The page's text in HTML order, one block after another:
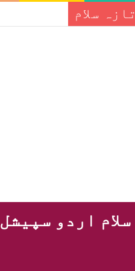
تازہ سلام
سلام اردو سپیشل